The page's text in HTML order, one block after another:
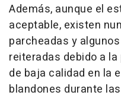
Además, aunque el
aceptable, existen
parcheadas y
reiteradas debido a
de baja calidad en la
blandones durante